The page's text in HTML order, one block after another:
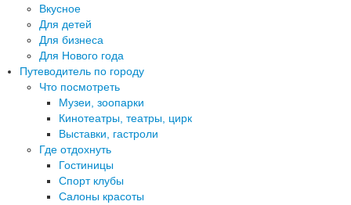
Вкусное
Для детей
Для бизнеса
Для Нового года
Путеводитель по городу
Что посмотреть
Музеи, зоопарки
Кинотеатры, театры, цирк
Выставки, гастроли
Где отдохнуть
Гостиницы
Спорт клубы
Салоны красоты